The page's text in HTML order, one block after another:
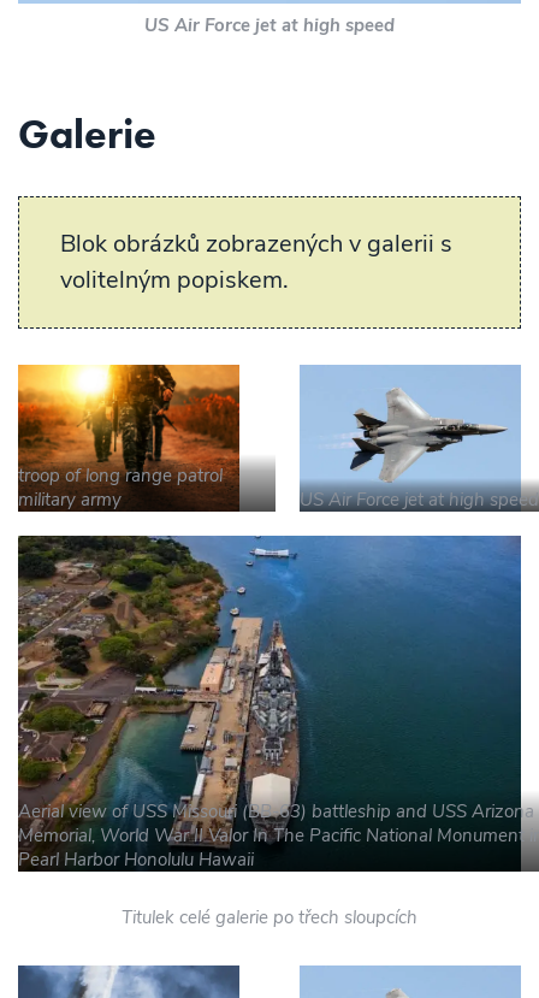
US Air Force jet at high speed
Galerie
Blok obrázků zobrazených v galerii s
volitelným popiskem.
troop of long range patrol
military army
US Air Force jet at high speed
Aerial view of USS Missouri (BB-63) battleship and USS Arizona
Memorial, World War II Valor In The Pacific National Monument
Pearl Harbor Honolulu Hawaii
Titulek celé galerie po třech sloupcích